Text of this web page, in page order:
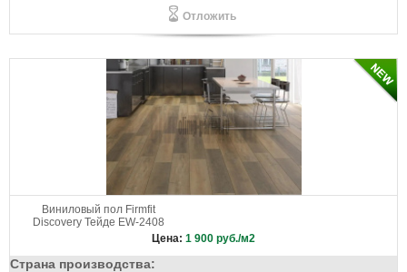
Отложить
Виниловый пол Firmfit
Discovery Тейде EW-2408
Цена: 1 900 руб./м2
Страна производства: